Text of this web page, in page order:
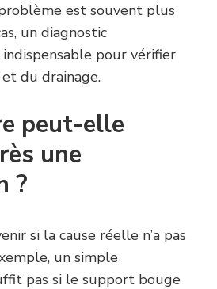
est souvent plus
un diagnostic
pour vérifier
du drainage.
peut-elle
une
?
si la cause réelle n’a pas
un simple
pas si le support bouge